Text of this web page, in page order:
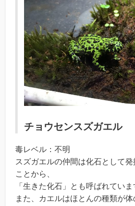
チョウセンスズガエル
毒レベル：不明
スズガエルの仲間は化石として
ことから、
「生きた化石」とも呼ばれていま
また、カエルはほとんの種類が